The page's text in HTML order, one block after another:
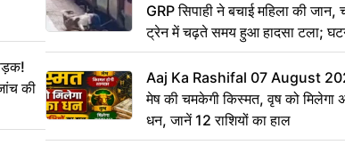
की
GRP सिपाही ने बचाई महिला की जान,
ट्रेन में चढ़ते समय हुआ हादसा टला;
CCTV में कैद
Aaj Ka Rashifal 07 August
मेष की चमकेगी किस्मत, वृष को मिलेगा
धन, जानें 12 राशियों का हाल